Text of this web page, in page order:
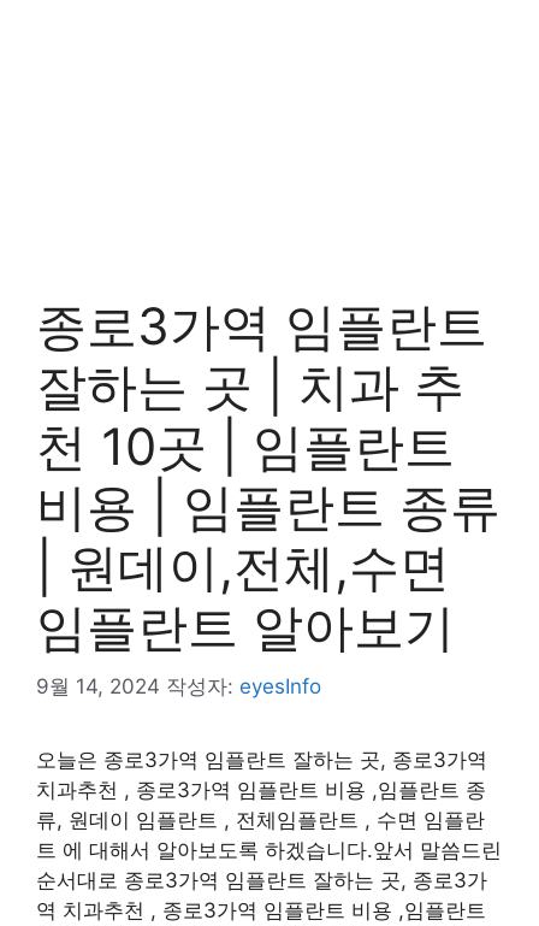
종로3가역 임플란트
잘하는 곳 | 치과 추
천 10곳 | 임플란트
비용 | 임플란트 종류
| 원데이,전체,수면
임플란트 알아보기
9월 14, 2024 작성자: eyesInfo
오늘은 종로3가역 임플란트 잘하는 곳, 종로3가역
치과추천 , 종로3가역 임플란트 비용 ,임플란트 종
류, 원데이 임플란트 , 전체임플란트 , 수면 임플란
트 에 대해서 알아보도록 하겠습니다.앞서 말씀드린
순서대로 종로3가역 임플란트 잘하는 곳, 종로3가
역 치과추천 , 종로3가역 임플란트 비용 ,임플란트